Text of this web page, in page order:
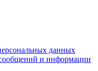
данных
и информации